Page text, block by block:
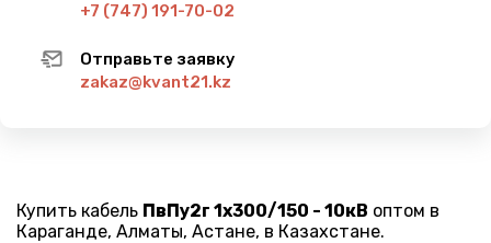
+7 (747) 191-70-02
Отправьте заявку
zakaz@kvant21.kz
Купить кабель ПвПу2г 1х300/150 - 10кВ оптом в
Караганде, Алматы, Астане, в Казахстане.